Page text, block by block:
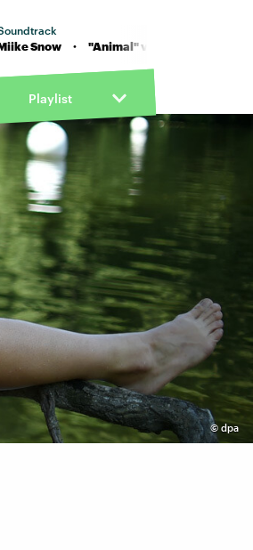
von Miike Snow
Playlist
© dpa